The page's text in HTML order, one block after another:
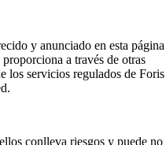
y anunciado en esta página
proporciona a través de otras
los servicios regulados de Foris
conlleva riesgos y puede no